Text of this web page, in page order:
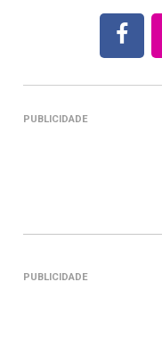
PUBLICIDADE
PUBLICIDADE